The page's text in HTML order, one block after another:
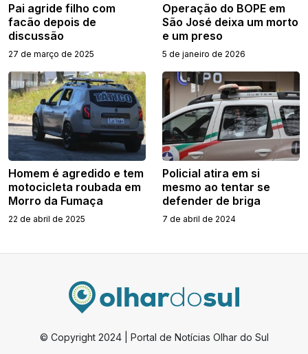
Pai agride filho com
facão depois de
discussão
27 de março de 2025
Operação do BOPE em
São José deixa um morto
e um preso
5 de janeiro de 2026
Homem é agredido e tem
motocicleta roubada em
Morro da Fumaça
22 de abril de 2025
Policial atira em si
mesmo ao tentar se
defender de briga
7 de abril de 2024
© Copyright 2024 | Portal de Notícias Olhar do Sul